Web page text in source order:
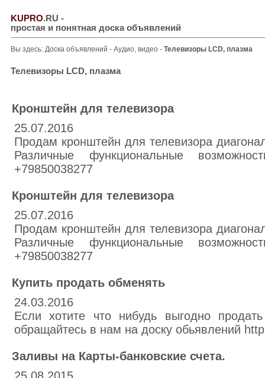
KUPRO.RU -
простая и понятная доска объявлений
Вы здесь: Доска объявлений - Аудио, видео - Телевизоры LCD, плазма
Телевизоры LCD, плазма
Кронштейн для телевизора
25.07.2016
Продам кронштейн для телевизора
Различные функциональные
+79850038277
Кронштейн для телевизора
25.07.2016
Продам кронштейн для телевизора
Различные функциональные
+79850038277
Купить продать обменять
24.03.2016
Если хотите что нибудь выгодно
обращайтесь в нам на доску обьявлений
Заливы на Карты-банковские счета.